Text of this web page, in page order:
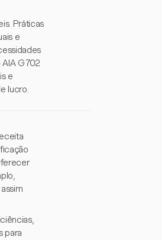
Práticas
e
G702
e
lucro.
para